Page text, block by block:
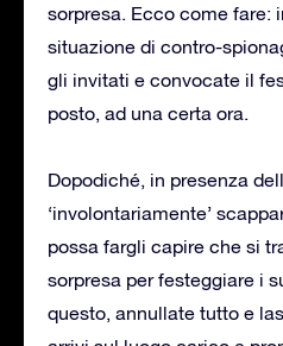
sorpresa. Ecco come fare:
situazione di contro-
gli invitati e convocate il
posto, ad una certa ora.
Dopodiché, in presenza
‘involontariamente’
possa fargli capire che si
sorpresa per festeggiare i
questo, annullate tutto e